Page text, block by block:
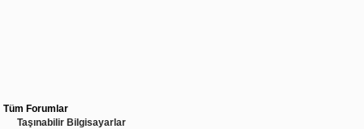
Tüm Forumlar
Taşınabilir Bilgisayarlar